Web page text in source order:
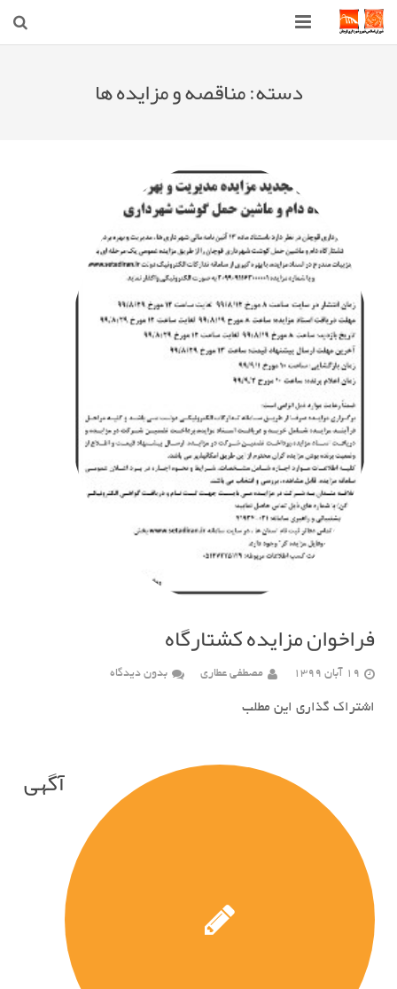
ارتباط با ما
دسته:مناقصه و مزایده ها
فراخوان مزایده کشتارگاه
19 آبان 1399 مصطفی عطاری بدون دیدگاه
اشتراک گذاری این مطلب
آگهی